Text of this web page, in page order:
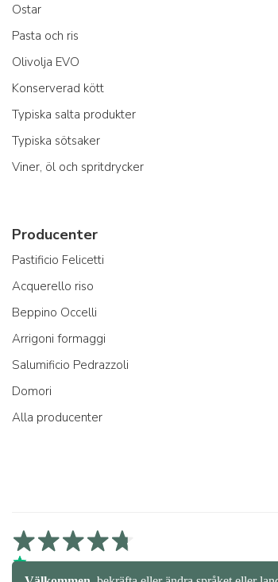
Ostar
Pasta och ris
Olivolja EVO
Konserverad kött
Typiska salta produkter
Typiska sötsaker
Viner, öl och spritdrycker
Producenter
Pastificio Felicetti
Acquerello riso
Beppino Occelli
Arrigoni formaggi
Salumificio Pedrazzoli
Domori
Alla producenter
4,7/5 på Trustpilot